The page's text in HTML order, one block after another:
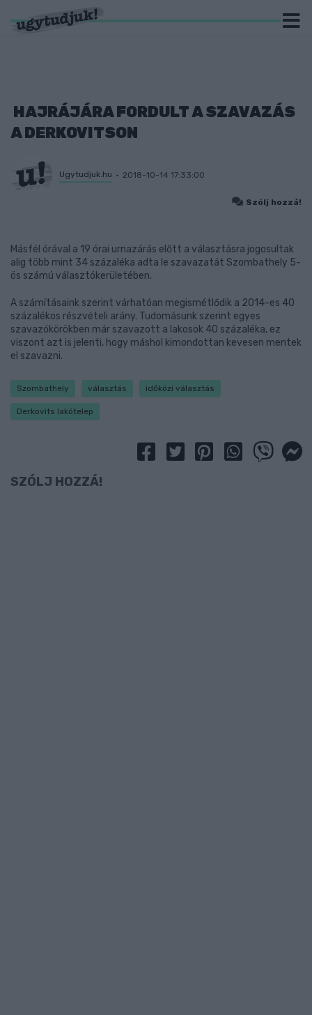
HAJRÁJÁRA FORDULT A SZAVAZÁS
A DERKOVITSON
Ugytudjuk.hu 2018-10-14 17:33:00
Szólj hozzá!
Másfél órával a 19 órai urnazárás előtt a választásra jogosultak
alig több mint 34 százaléka adta le szavazatát Szombathely 5-
ös számú választókerületében.
A számításaink szerint várhatóan megismétlődik a 2014-es 40
százalékos részvételi arány. Tudomásunk szerint egyes
szavazókörökben már szavazott a lakosok 40 százaléka, ez
viszont azt is jelenti, hogy máshol kimondottan kevesen mentek
el szavazni.
Szombathely választás időközi választás
Derkovits lakótelep
SZÓLJ HOZZÁ!